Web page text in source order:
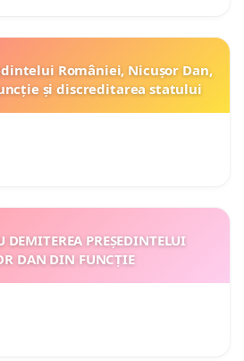
României, Nicușor Dan,
și discreditarea statului
DEMITEREA PREȘEDINTELUI
DAN DIN FUNCȚIE